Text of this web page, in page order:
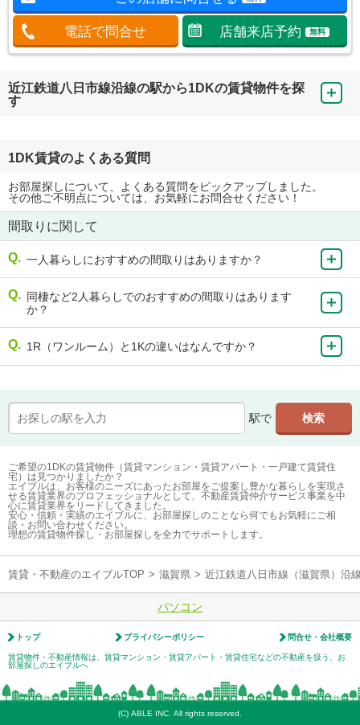
電話で問合せ 店舗来店予約 無料
近江鉄道八日市線沿線の駅から1DKの賃貸物件を探
す
1DK賃貸のよくある質問
お部屋探しについて、よくある質問をピックアップしました。
その他ご不明点については、お気軽にお問合せください！
間取りに関して
一人暮らしにおすすめの間取りはありますか？
同棲など2人暮らしでのおすすめの間取りはあります
か？
1R（ワンルーム）と1Kの違いはなんですか？
駅で
ご希望の1DKの賃貸物件（賃貸マンション・賃貸アパート・一戸建て賃貸住
宅）は見つかりましたか？
エイブルは、お客様のニーズにあったお部屋をご提案し豊かな暮らしを実現さ
せる賃貸業界のプロフェッショナルとして、不動産賃貸仲介サービス事業を中
心に賃貸業界をリードしてきました。
安心・信頼・実績のエイブルに、お部屋探しのことなら何でもお気軽にご相
談・お問い合わせください。
理想の賃貸物件探し・お部屋探しを全力でサポートします。
賃貸・不動産のエイブルTOP > 滋賀県 > 近江鉄道八日市線（滋賀県）沿
パソコン
トップ プライバシーポリシー 問合せ・会社概要
賃貸物件・不動産情報は、賃貸マンション・賃貸アパート・賃貸住宅などの不動産を扱う、お
部屋探しのエイブルへ
(C) ABLE INC. All rights reserved.